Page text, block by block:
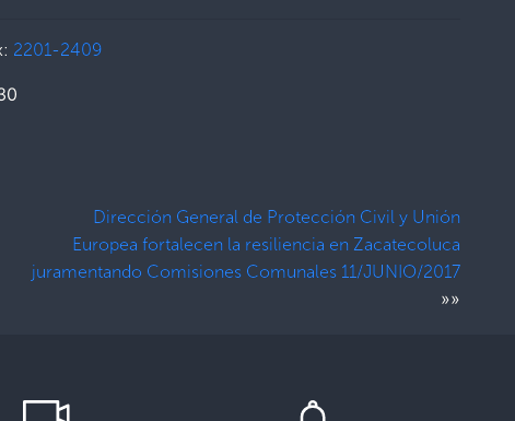
2201-2409
Dirección General de Protección Civil y Unión
Europea fortalecen la resiliencia en Zacatecoluca
juramentando Comisiones Comunales 11/JUNIO/2017
»»